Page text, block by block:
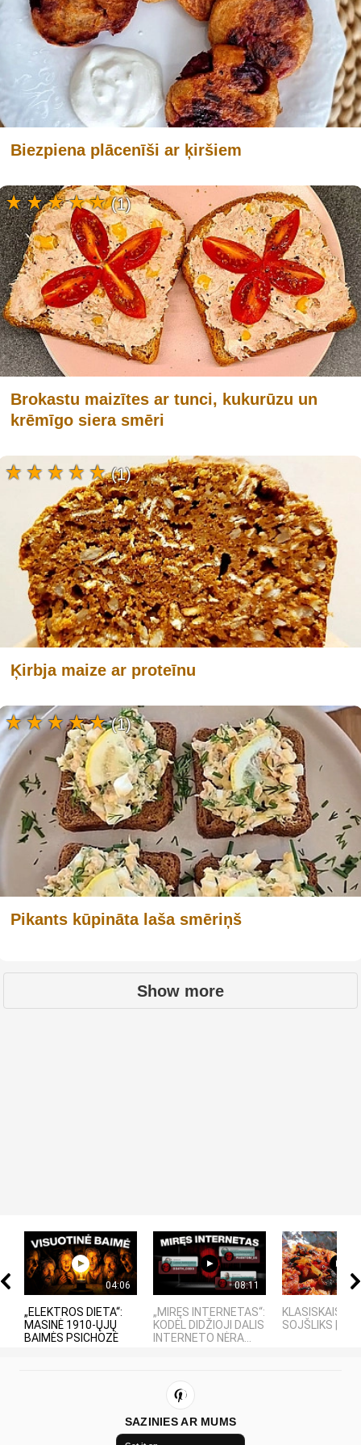
Biezpiena plācenīši ar ķiršiem
Brokastu maizītes ar tunci, kukurūzu un
krēmīgo siera smēri
(1)
Ķirbja maize ar proteīnu
(1)
Pikants kūpināta laša smēriņš
(1)
Show more
04:06
„ELEKTROS DIETA“:
MASINĖ 1910-ŲJŲ
BAIMĖS PSICHOZĖ
08:11
„MIRĘS INTERNETAS“:
KODĖL DIDŽIOJI DALIS
INTERNETO NĖRA...
KLASISKAIS
SOJŠLIKS |
SAZINIES AR MUMS